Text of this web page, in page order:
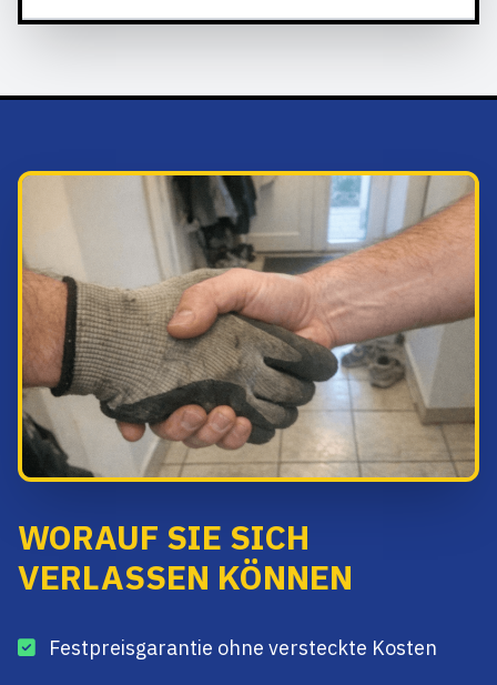
WORAUF SIE SICH
VERLASSEN KÖNNEN
Festpreisgarantie ohne versteckte Kosten